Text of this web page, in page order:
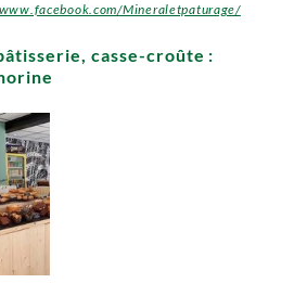
Mineraletpaturage/
casse-croûte :